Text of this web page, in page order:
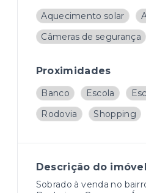
Aquecimento solar
Câmeras de segurança
Proximidades
Banco Escola
Rodovia
Shopping
Descrição do imóvel
Sobrado à venda no